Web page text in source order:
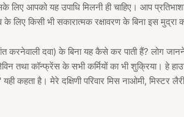
लिए आपको यह उपाधि मिलनी ही चाहिए। आप
के लिए किसी भी सकारात्मक रक्षावरण के बिना इस
करनेवाली दवा) के बिना यह कैसे कर पाती हैं? लोग
तथा कॉन्फ्रेंस के सभी कर्मियों का भी शुक्रिया। हे
यही कहता है। मेरे दक्षिणी परिवार मिस नाओमी,